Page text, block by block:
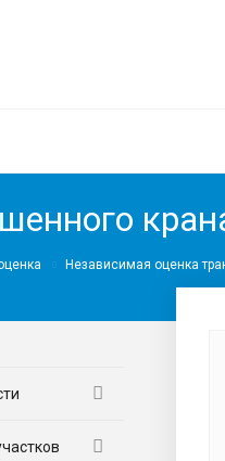
Независимая оценка